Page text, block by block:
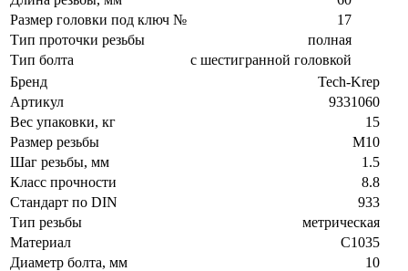
Размер головки под ключ №
17
Тип проточки резьбы
полная
Тип болта
с шестигранной головкой
Бренд
Tech-Krep
Артикул
9331060
Вес упаковки, кг
15
Размер резьбы
М10
Шаг резьбы, мм
1.5
Класс прочности
8.8
Стандарт по DIN
933
Тип резьбы
метрическая
Материал
C1035
Диаметр болта, мм
10